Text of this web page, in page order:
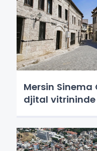
Mersin Sinema
djital vitrininde